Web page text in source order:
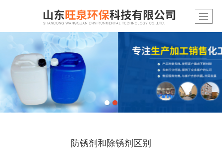
防锈剂和除锈剂区别